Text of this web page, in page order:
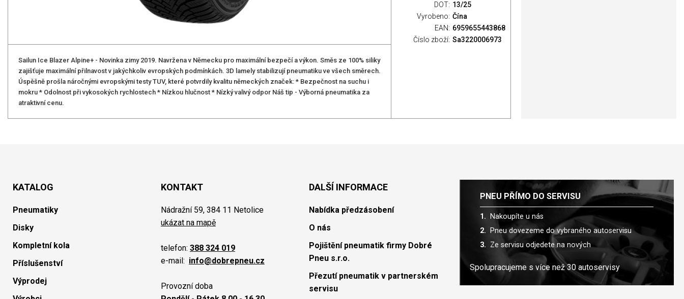
Sailun Ice Blazer Alpine+ - Novinka zimy 2019. Navržena v Německu pro maximální­ bezpečí a výkon. Směs ze 100% siliky
zajišťuje maximální přilnavost v jakýchkoliv evropských podmínkách. 3D lamely stabilizují­ pneumatiku ve všech směrech.
Úspěšně prošla náročnými evropskými testy TUV, které potvrdily kvalitu německých značek: * Bezpečnost na suchu i
mokru * Odolnost při vykosokých rychlostech * Nízkou hlučnost * Nízký valivý odpor Náš tip - Výborná pneumatika za
atraktivní cenu.
DOT: 13/25
Vyrobeno: Čína
EAN: 6959655443868
Číslo zboží: Sa3220006973
KATALOG
Pneumatiky
Disky
Kompletní kola
Příslušenství
Výprodej
KONTAKT
Nádražní 59, 384 11 Netolice
ukázat na mapě
telefon: 388 324 019
e-mail: info@dobrepneu.cz
Provozní doba
DALŠÍ INFORMACE
Nabídka předzásobení
O nás
Pojištění pneumatik firmy Dobré
Pneu s.r.o.
Přezutí pneumatik v partnerském
servisu
PNEU PŘÍMO DO SERVISU
Nakoupíte u nás
Pneu dovezeme do vybraného autoservisu
Ze servisu odjedete na nových
Spolupracujeme s více než 30 autoservisy